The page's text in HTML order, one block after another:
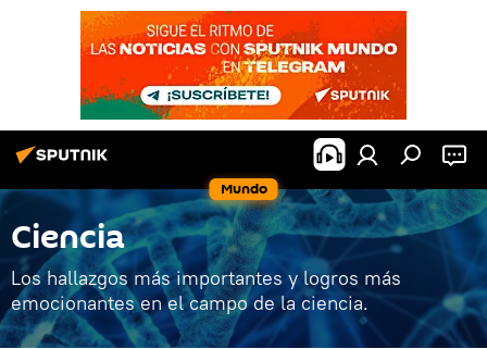
Mundo
Ciencia
Los hallazgos más importantes y logros más
emocionantes en el campo de la ciencia.